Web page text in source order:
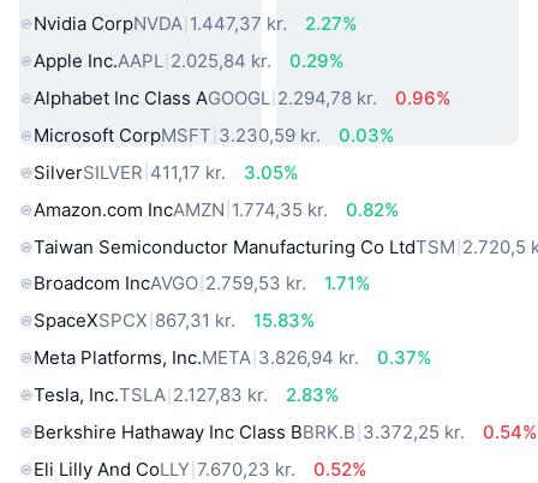
Nvidia CorpNVDA 1.447,37 kr.
2.27%
Apple Inc.AAPL 2.025,84 kr.
0.29%
Alphabet Inc Class AGOOGL 2.294,78 kr.
0.96%
Microsoft CorpMSFT 3.230,59 kr.
0.03%
SilverSILVER 411,17 kr.
3.05%
Amazon.com IncAMZN 1.774,35 kr.
0.82%
Taiwan Semiconductor Manufacturing Co LtdTSM 2.720,5
Broadcom IncAVGO 2.759,53 kr.
1.71%
SpaceXSPCX 867,31 kr.
15.83%
Meta Platforms, Inc.META 3.826,94 kr.
0.37%
Tesla, Inc.TSLA 2.127,83 kr.
2.83%
Berkshire Hathaway Inc Class BBRK.B 3.372,25 kr.
0.54%
Eli Lilly And CoLLY 7.670,23 kr.
0.52%